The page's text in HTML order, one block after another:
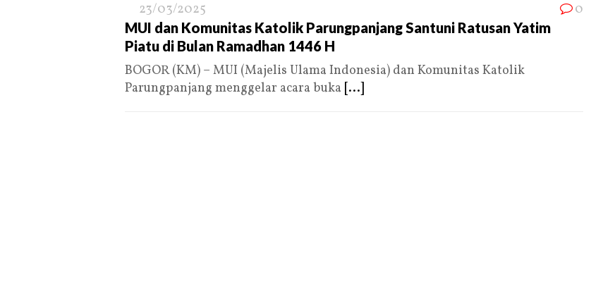
23/03/2025 0
MUI dan Komunitas Katolik Parungpanjang Santuni Ratusan Yatim
Piatu di Bulan Ramadhan 1446 H
BOGOR (KM) – MUI (Majelis Ulama Indonesia) dan Komunitas Katolik
Parungpanjang menggelar acara buka [...]